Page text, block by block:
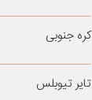
کره جنوبی
تایر تیوبلس